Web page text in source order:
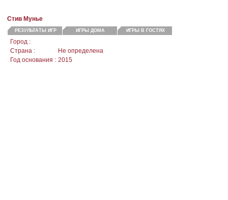
Стив Мунье
РЕЗУЛЬТАТЫ ИГР ИГРЫ ДОМА ИГРЫ В ГОСТЯХ
Город :
Страна :
Не определена
Год основания : 2015